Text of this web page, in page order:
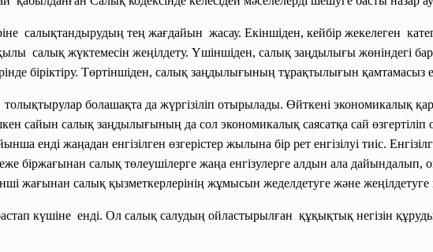
салықтандырудың тең жағдайын жасау. Екіншіден, кейбір жекелеген
салық жүктемесін жеңілдету. Үшіншіден, салық заңдылығы жөніндегі
біріктіру. Төртіншіден, салық заңдылығының тұрақтылығын қамтамасыз
болашақта да жүргізіліп отырылады. Өйткені экономикалық
сайын салық заңдылығының да сол экономикалық саясатқа сай
енді жаңадан енгізілген өзгерістер жылына бір рет енгізілуі тиіс.
біржағынан салық төлеушілерге жаңа енгізулерге алдын ала дайындалып,
жағынан салық қызметкерлерінің жұмысын жеделдетуге және жеңілдетуге
күшіне енді. Ол салық салудың ойластырылған құқықтық негізін